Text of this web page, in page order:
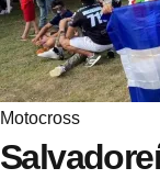
e
Motocross